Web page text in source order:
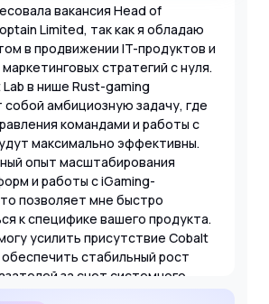
вакансия Head of
Limited, так как я обладаю
в продвижении IT-продуктов и
стратегий с нуля.
в нише Rust-gaming
собой амбициозную задачу, где
командами и работы с
максимально эффективны.
опыт масштабирования
и работы с iGaming-
позволяет мне быстро
к специфике вашего продукта.
усилить присутствие Cobalt
обеспечить стабильный рост
за счет системного